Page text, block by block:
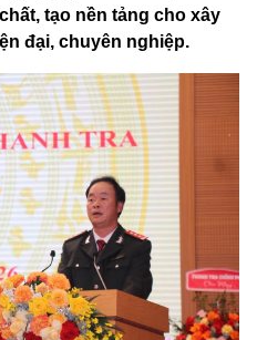
tạo nền tảng cho xây
đại, chuyên nghiệp.